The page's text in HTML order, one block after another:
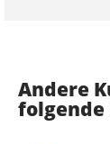
Andere
folgende